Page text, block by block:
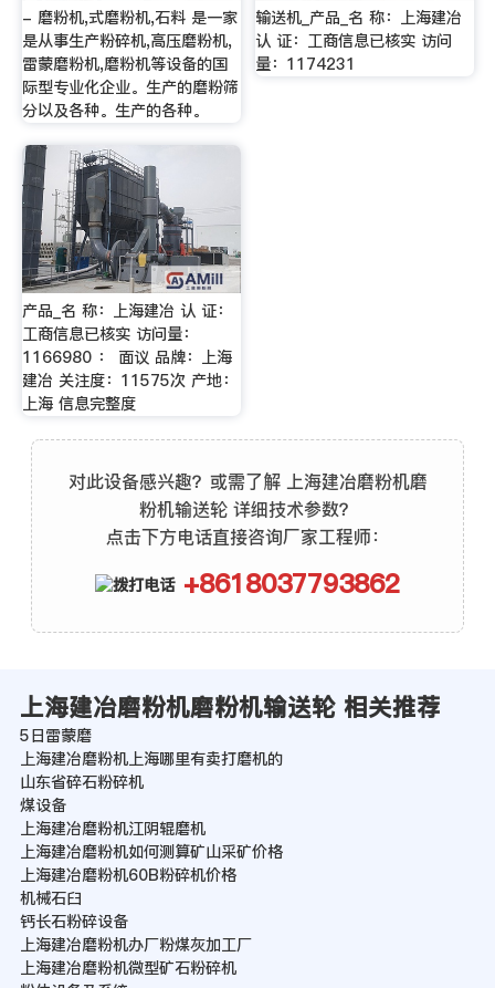
- 磨粉机,式磨粉机,石料 是一家
是从事生产粉碎机,高压磨粉机,
雷蒙磨粉机,磨粉机等设备的国
际型专业化企业。生产的磨粉筛
分以及各种。生产的各种。
输送机_产品_名 称：上海建冶
认 证：工商信息已核实 访问
量：1174231
产品_名 称：上海建冶 认 证：
工商信息已核实 访问量：
1166980 ： 面议 品牌：上海
建冶 关注度：11575次 产地：
上海 信息完整度
对此设备感兴趣？或需了解 上海建冶磨粉机磨
粉机输送轮 详细技术参数？
点击下方电话直接咨询厂家工程师：
+8618037793862
上海建冶磨粉机磨粉机输送轮 相关推荐
5日雷蒙磨
上海建冶磨粉机上海哪里有卖打磨机的
山东省碎石粉碎机
煤设备
上海建冶磨粉机江阴辊磨机
上海建冶磨粉机如何测算矿山采矿价格
上海建冶磨粉机60B粉碎机价格
机械石臼
钙长石粉碎设备
上海建冶磨粉机办厂粉煤灰加工厂
上海建冶磨粉机微型矿石粉碎机